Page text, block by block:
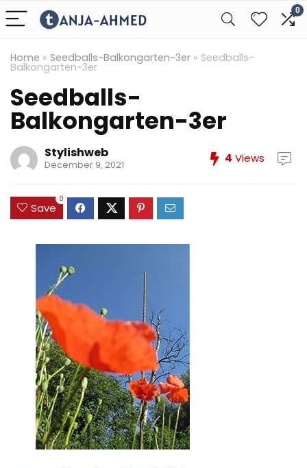
0
Home » Seedballs-Balkongarten-3er » Seedballs-
Balkongarten-3er
Seedballs-
Balkongarten-3er
Stylishweb
December 9, 2021 4 Views
Save
0